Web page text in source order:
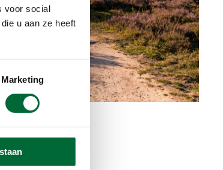
voor social
u aan ze heeft
Marketing
Getty Images)